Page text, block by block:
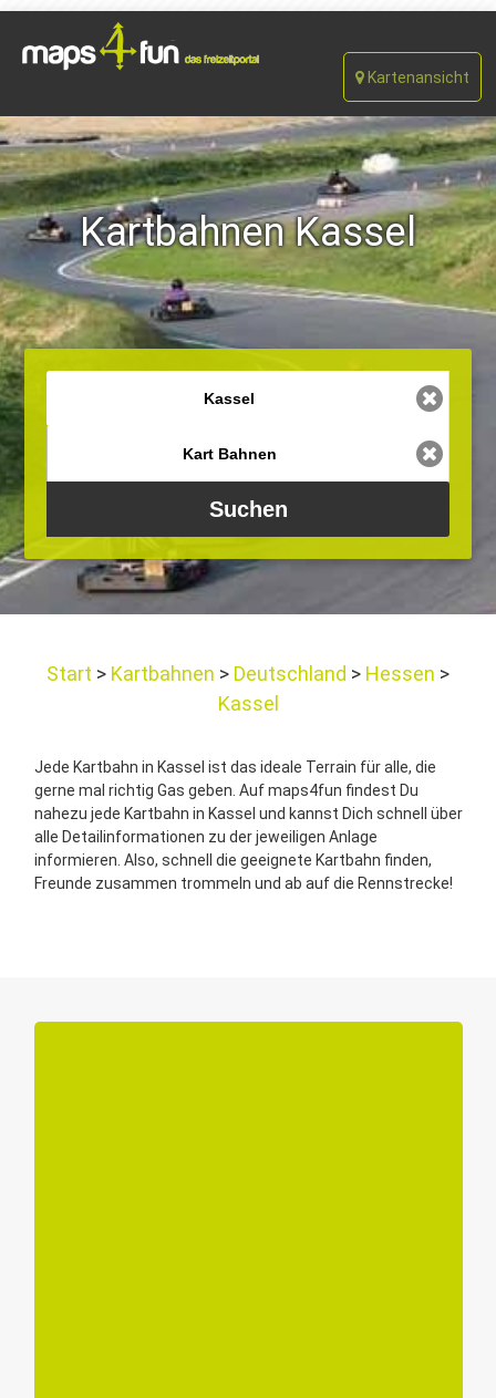
Kartenansicht
Kartbahnen Kassel
Start Kartbahnen Deutschland
Hessen
Kassel
Jede Kartbahn in Kassel ist das ideale Terrain für alle, die
gerne mal richtig Gas geben. Auf maps4fun findest Du
nahezu jede Kartbahn in Kassel und kannst Dich schnell über
alle Detailinformationen zu der jeweiligen Anlage
informieren. Also, schnell die geeignete Kartbahn finden,
Freunde zusammen trommeln und ab auf die Rennstrecke!